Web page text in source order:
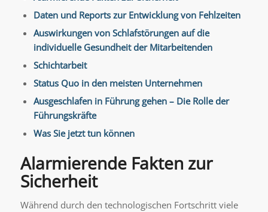
Daten und Reports zur Entwicklung von Fehlzeiten
Auswirkungen von Schlafstörungen auf die
individuelle Gesundheit der Mitarbeitenden
Schichtarbeit
Status Quo in den meisten Unternehmen
Ausgeschlafen in Führung gehen – Die Rolle der
Führungskräfte
Was Sie jetzt tun können
Alarmierende Fakten zur
Sicherheit
Während durch den technologischen Fortschritt viele